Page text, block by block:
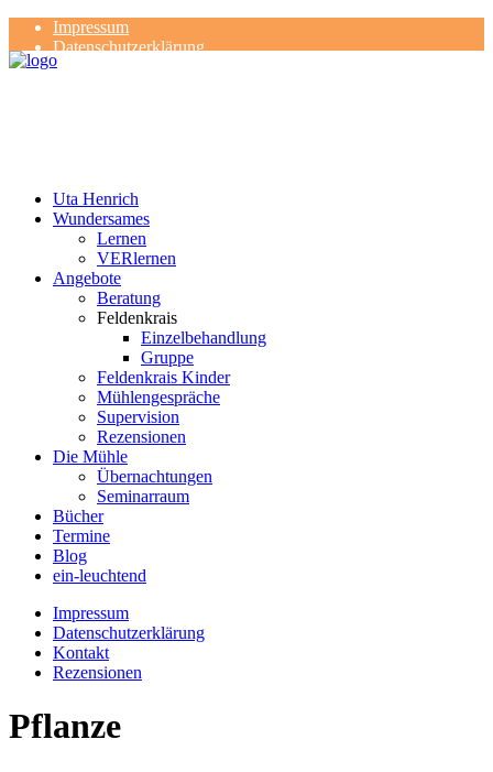
Impressum
Datenschutzerklärung
Kontakt
Uta Henrich
Wundersames
Lernen
VERlernen
Angebote
Beratung
Feldenkrais
Einzelbehandlung
Gruppe
Feldenkrais Kinder
Mühlengespräche
Supervision
Rezensionen
Die Mühle
Übernachtungen
Seminarraum
Bücher
Termine
Blog
ein-leuchtend
Impressum
Datenschutzerklärung
Kontakt
Rezensionen
Pflanze